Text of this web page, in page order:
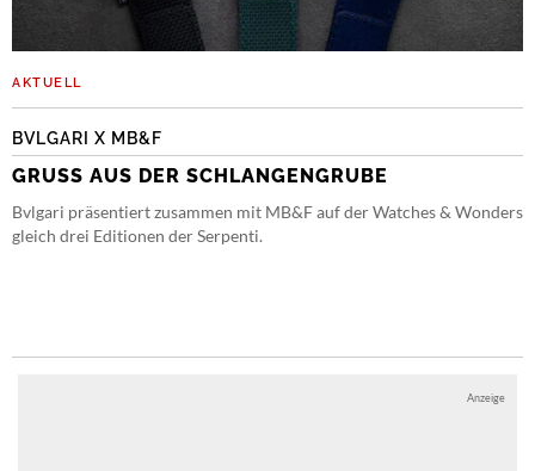
AKTUELL
BVLGARI X MB&F
GRUSS AUS DER SCHLANGENGRUBE
Bvlgari präsentiert zusammen mit MB&F auf der Watches & Wonders
gleich drei Editionen der Serpenti.
Anzeige